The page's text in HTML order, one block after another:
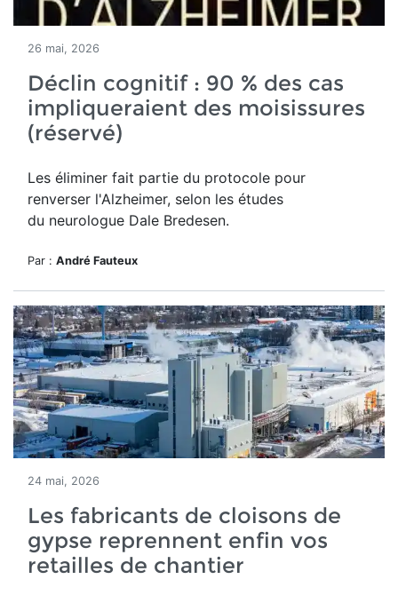
26 mai, 2026
Déclin cognitif : 90 % des cas
impliqueraient des moisissures
(réservé)
Les éliminer fait partie du protocole pour
renverser l'Alzheimer, selon les études
du neurologue Dale Bredesen.
Par : André Fauteux
24 mai, 2026
Les fabricants de cloisons de
gypse reprennent enfin vos
retailles de chantier